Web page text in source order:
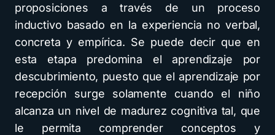
proposiciones a través de un proceso
inductivo basado en la experiencia no verbal,
concreta y empírica. Se puede decir que en
esta etapa predomina el aprendizaje por
descubrimiento, puesto que el aprendizaje por
recepción surge solamente cuando el niño
alcanza un nivel de madurez cognitiva tal, que
le permita comprender conceptos y